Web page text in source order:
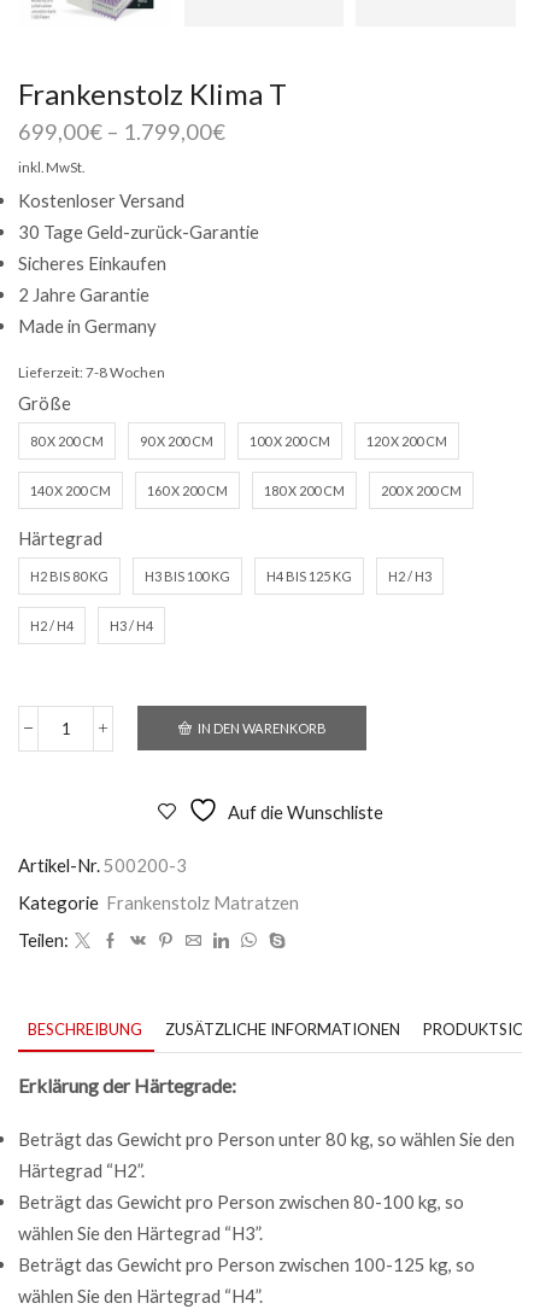
Frankenstolz Klima T
699,00€ – 1.799,00€
inkl. MwSt.
Kostenloser Versand
30 Tage Geld-zurück-Garantie
Sicheres Einkaufen
2 Jahre Garantie
Made in Germany
Lieferzeit: 7-8 Wochen
Größe
80 X 200 CM 90 X 200 CM 100 X 200 CM 120 X 200 CM
140 X 200 CM 160 X 200 CM 180 X 200 CM 200 X 200 CM
Härtegrad
H2 BIS 80 KG H3 BIS 100 KG H4 BIS 125 KG H2 / H3
H2 / H4 H3 / H4
Frankenstolz
IN DEN WARENKORB
Auf die Wunschliste
Artikel-Nr.500200-3
Kategorie Frankenstolz Matratzen
Teilen:
BESCHREIBUNG ZUSÄTZLICHE INFORMATIONEN
Erklärung der Härtegrade:
Beträgt das Gewicht pro Person unter 80 kg, so wählen Sie den
Härtegrad “H2”.
Beträgt das Gewicht pro Person zwischen 80-100 kg, so
wählen Sie den Härtegrad “H3”.
Beträgt das Gewicht pro Person zwischen 100-125 kg, so
wählen Sie den Härtegrad “H4”.